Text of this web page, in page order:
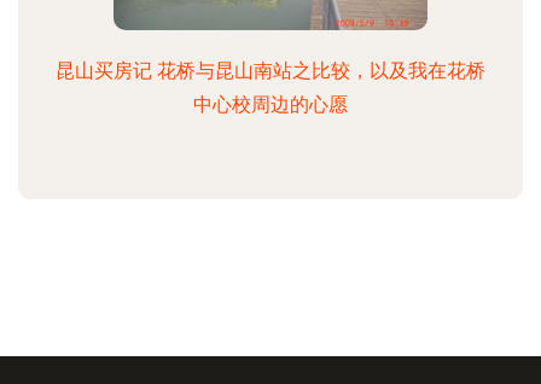
昆山买房记 花桥与昆山南站之比较，以及我在花桥
中心校周边的心愿